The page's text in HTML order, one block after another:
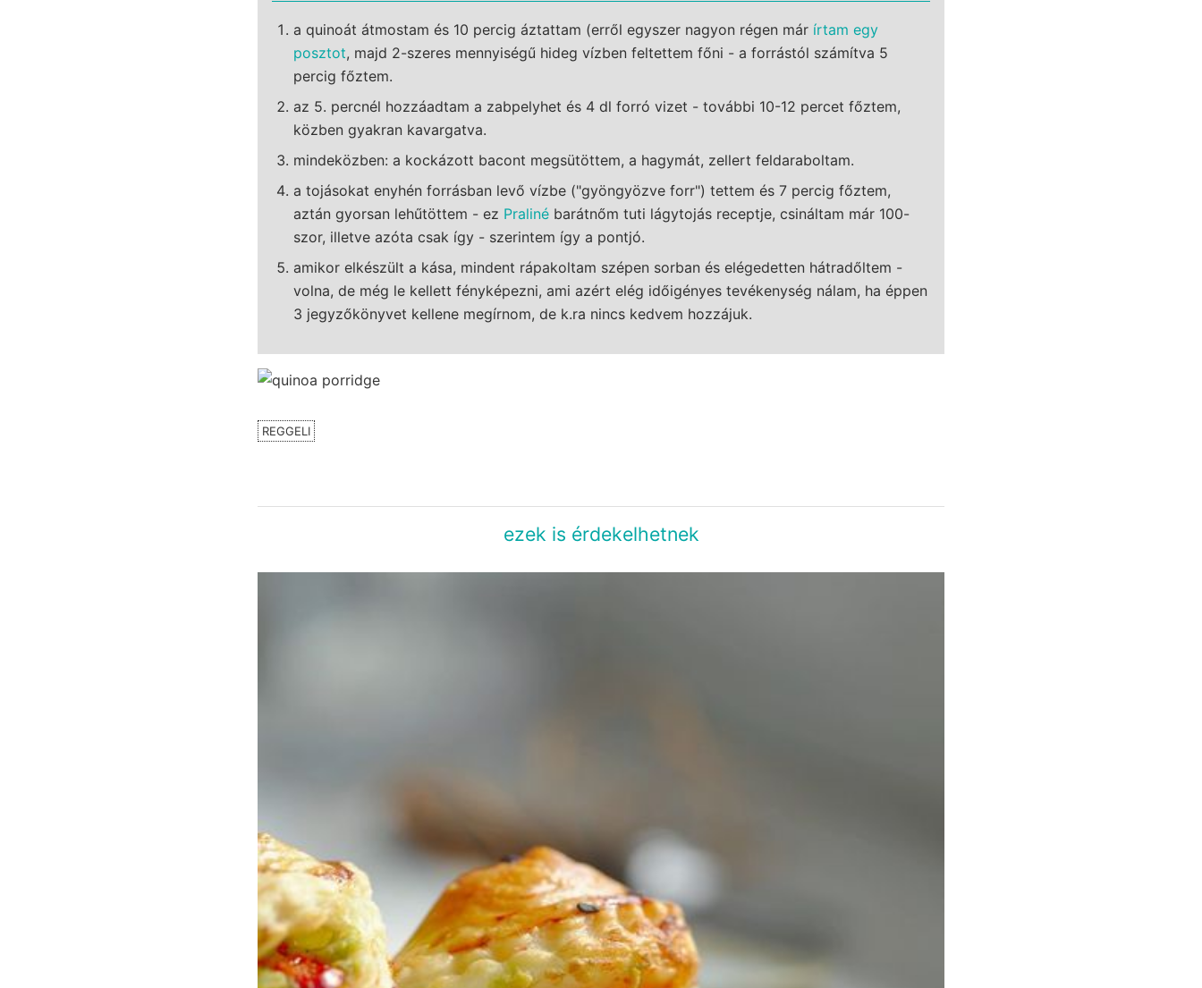
a quinoát átmostam és 10 percig áztattam (erről egyszer nagyon régen már írtam egy
posztot, majd 2-szeres mennyiségű hideg vízben feltettem főni - a forrástól számítva 5
percig főztem.
az 5. percnél hozzáadtam a zabpelyhet és 4 dl forró vizet - további 10-12 percet főztem,
közben gyakran kavargatva.
mindeközben: a kockázott bacont megsütöttem, a hagymát, zellert feldaraboltam.
a tojásokat enyhén forrásban levő vízbe ("gyöngyözve forr") tettem és 7 percig főztem,
aztán gyorsan lehűtöttem - ez Praliné barátnőm tuti lágytojás receptje, csináltam már 100-
szor, illetve azóta csak így - szerintem így a pontjó.
amikor elkészült a kása, mindent rápakoltam szépen sorban és elégedetten hátradőltem -
volna, de még le kellett fényképezni, ami azért elég időigényes tevékenység nálam, ha éppen
3 jegyzőkönyvet kellene megírnom, de k.ra nincs kedvem hozzájuk.
REGGELI
ezek is érdekelhetnek